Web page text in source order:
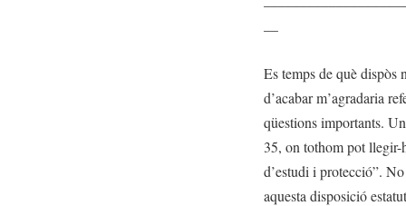
Es temps de què dispòs
d’acabar m’agradaria
qüestions importants.
35, on tothom pot llegir-
d’estudi i protecció”.
aquesta disposició